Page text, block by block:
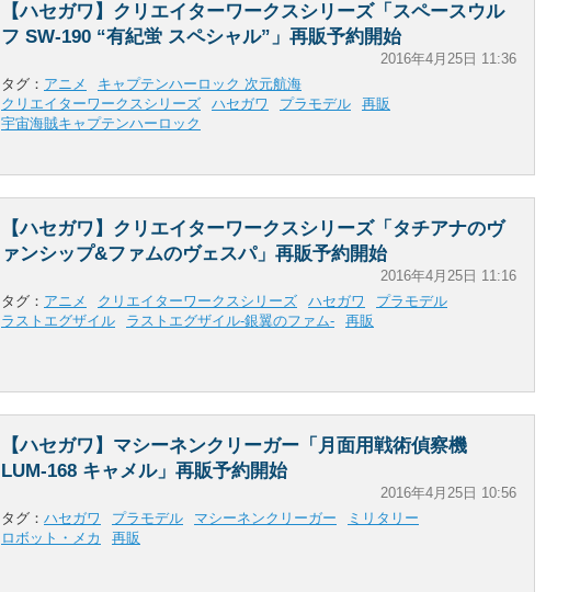
【ハセガワ】クリエイターワークスシリーズ「スペースウル
フ SW-190 “有紀蛍 スペシャル”」再販予約開始
2016年4月25日 11:36
タグ： アニメ
キャプテンハーロック 次元航海
クリエイターワークスシリーズ
ハセガワ プラモデル
再販
宇宙海賊キャプテンハーロック
【ハセガワ】クリエイターワークスシリーズ「タチアナのヴ
ァンシップ&ファムのヴェスパ」再販予約開始
2016年4月25日 11:16
タグ： アニメ クリエイターワークスシリーズ ハセガワ
プラモデル
ラストエグザイル
ラストエグザイル-銀翼のファム- 再販
【ハセガワ】マシーネンクリーガー「月面用戦術偵察機
LUM-168 キャメル」再販予約開始
2016年4月25日 10:56
タグ： ハセガワ プラモデル マシーネンクリーガー
ミリタリー
ロボット・メカ
再販